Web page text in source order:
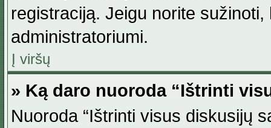
registraciją. Jeigu norite
administratoriumi.
Į viršų
» Ką daro nuoroda “Ištrinti
Nuoroda “Ištrinti visus diskusijų